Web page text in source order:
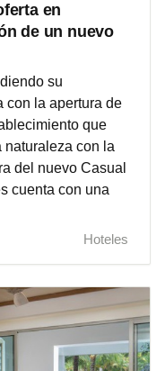
en
de un nuevo
su
con la apertura de
que
naturaleza con la
del nuevo Casual
cuenta con una
Hoteles